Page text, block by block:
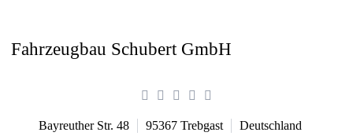
Fahrzeugbau Schubert GmbH
Bayreuther Str. 48 95367 Trebgast Deutschland